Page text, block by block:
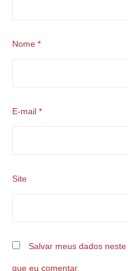
Nome *
E-mail *
Site
Salvar meus dados
que eu comentar.